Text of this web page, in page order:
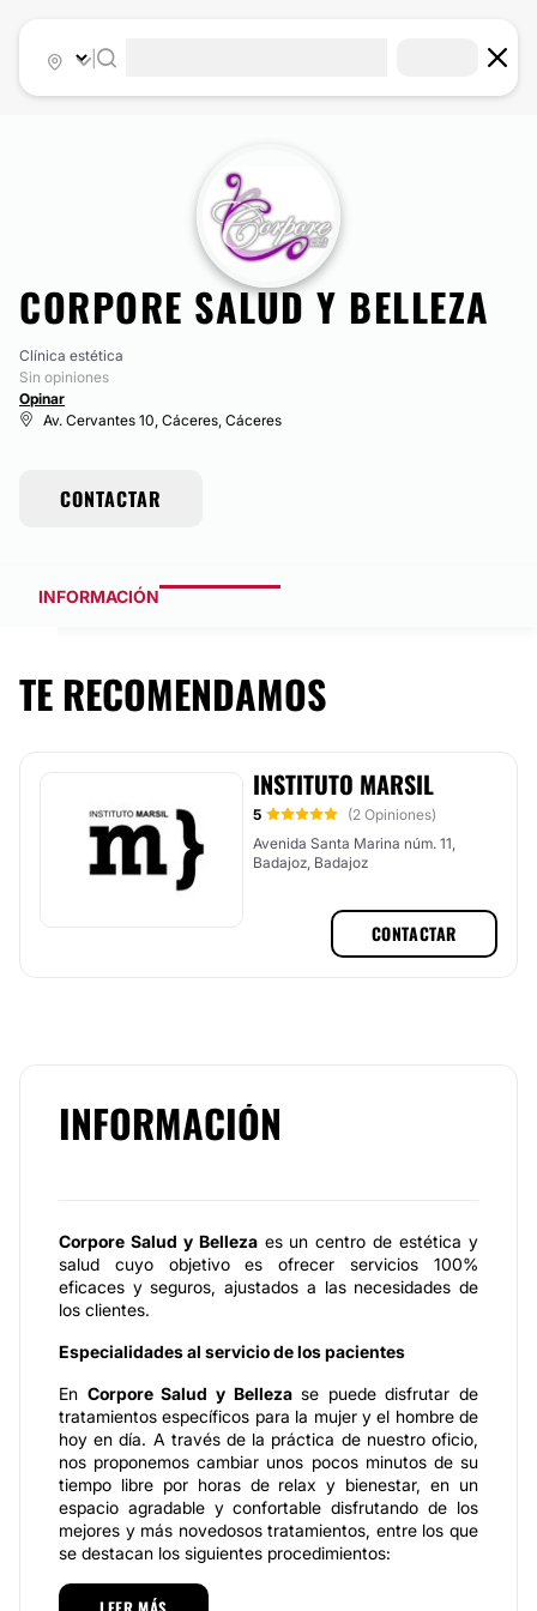
CORPORE SALUD Y BELLEZA
Clínica estética
Sin opiniones
Opinar
Av. Cervantes 10, Cáceres, Cáceres
CONTACTAR
INFORMACIÓN
TE RECOMENDAMOS
INSTITUTO MARSIL
5
(2 Opiniones)
Avenida Santa Marina núm. 11,
Badajoz, Badajoz
CONTACTAR
INFORMACIÓN
Corpore Salud y Bellezaes un centro de estética y
salud cuyo objetivo es ofrecer servicios 100%
eficaces y seguros, ajustados a las necesidades de
los clientes.
Especialidades al servicio de los pacientes
En Corpore Salud y Bellezase puede disfrutar de
tratamientos específicos para la mujer y el hombre de
hoy en día. A través de la práctica de nuestro oficio,
nos proponemos cambiar unos pocos minutos de su
tiempo libre por horas de relax y bienestar, en un
espacio agradable y confortable disfrutando de los
mejores y más novedosos tratamientos, entre los que
se destacan los siguientes procedimientos:
Depilación Laser-IPL